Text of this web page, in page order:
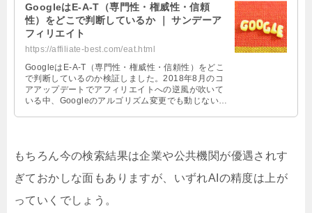
GoogleはE-A-T（専門性・権威性・信頼
性）をどこで判断しているか ｜ サンデーア
フィリエイト
https://affiliate-best.com/eat.html
GoogleはE-A-T（専門性・権威性・信頼性）をどこ
で判断しているのか検証しました。2018年8月のコ
アアップデートでアフィリエイトへの逆風が吹いて
いる中、Googleのアルゴリズム変更でも動じないサ
もちろん今の検索結果は企業や公共機関が優遇されす
ぎておかしな面もありますが、いずれAIの精度は上が
っていくでしょう。